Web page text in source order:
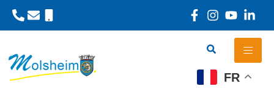
FR
Panneau de gestion des cookies